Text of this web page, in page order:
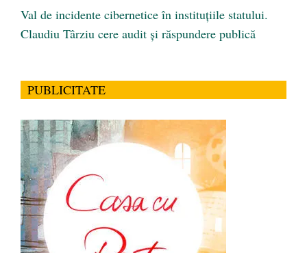
Val de incidente cibernetice în instituțiile statului.
Claudiu Târziu cere audit și răspundere publică
PUBLICITATE